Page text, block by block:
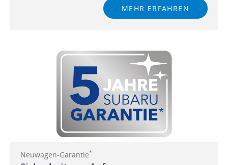
MEHR ERFAHREN
Neuwagen-Garantie*